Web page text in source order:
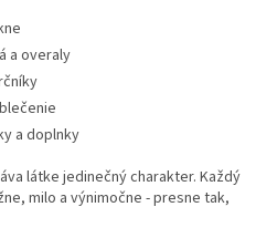
a overaly
a doplnky
látke jedinečný charakter. Každý
milo a výnimočne - presne tak,